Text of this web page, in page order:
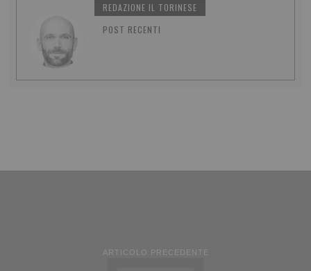
REDAZIONE IL TORINESE
POST RECENTI
ARTICOLO PRECEDENTE